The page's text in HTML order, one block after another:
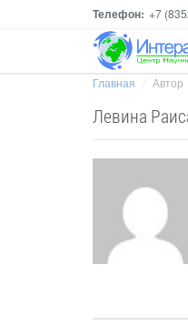
Телефон: +7
Главная Автор
Левина